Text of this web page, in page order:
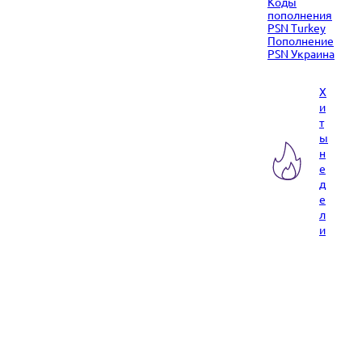
пополнения
PSN Turkey
Пополнение
PSN Украина
Х
и
т
ы
н
е
д
е
л
и